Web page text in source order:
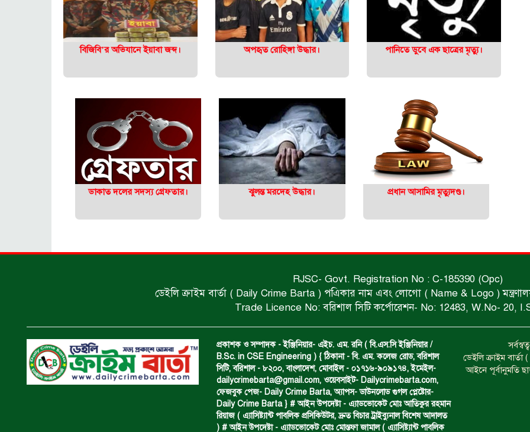
বিজিবি’র অভিযানে ইয়াবা জব্দ। অপহৃত রোহিঙ্গা উদ্ধার। পানিতে ডুবে এক ছাত্রের মৃত্যু।
ডাকাত দলের সদস্য গ্রেফতার। ঝুলন্ত মরদেহ উদ্ধার। প্রধান আসামির মৃত্যুদণ্ড।
RJSC- Govt. Registration No : C-185390 (Opc)
ডেইলি ক্রাইম বার্তা ( Daily Crime Barta ) পএিকার নাম এবং লোগো ( Name & Logo ) মন্ত্রণালয়
Trade Licence No: বরিশাল সিটি কর্পোরেশন- No: 12483, W.No- 20,
প্রকাশক ও সম্পাদক - ইঞ্জিনিয়ার- এইচ. এম. রনি ( বি.এস.সি ইঞ্জিনিয়ার /
B.Sc. in CSE Engineering ) { ঠিকানা - বি. এম. কলেজ রোড, বরিশাল
সিটি, বরিশাল - ৮২০০, বাংলাদেশ, মোবাইল - ০১৭১৬-৯০৯১৭৪, ইমেইল-
dailycrimebarta@gmail.com, ওয়েবসাইট- Dailycrimebarta.com,
ফেজবুক পেজ- Daily Crime Barta, অ‍্যাপস- ডাউনলোড গুগল প্লেষ্টোর-
Daily Crime Barta } # আইন উপদেষ্টা - এ্যাডভোকেট মোঃ আতিকুর রহমান
রিয়াজ ( এ‍্যাসিষ্ট‍্যান্ট পাবলিক প্রসিকিউটর, দ্রুত বিচার ট্রাইব্যুনাল বিশেষ আদালত
) # আইন উপদেষ্টা - এ্যাডভোকেট মোঃ মোস্তফা জামাল ( এ‍্যাসিষ্ট‍্যান্ট পাবলিক
ডেইলি ক্রাইম
আইনে পূর্বানুমতি